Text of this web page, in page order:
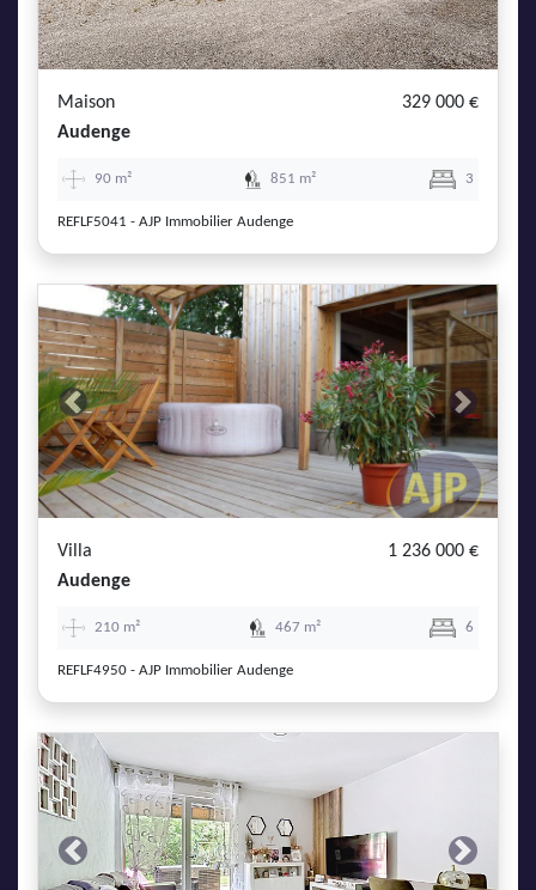
Maison
329 000 €
Audenge
90 m² 851 m² 3
REFLF5041 - AJP Immobilier Audenge
Previous Next
Villa
1 236 000 €
Audenge
210 m² 467 m² 6
REFLF4950 - AJP Immobilier Audenge
Previous Next